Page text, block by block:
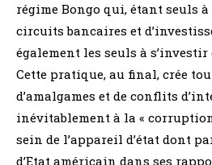
régime Bongo qui, étant seuls
circuits bancaires et
également les seuls à
Cette pratique, au final, crée
d’amalgames et de conflits
inévitablement à la «
sein de l’appareil d’état dont
d’Etat américain dans ses